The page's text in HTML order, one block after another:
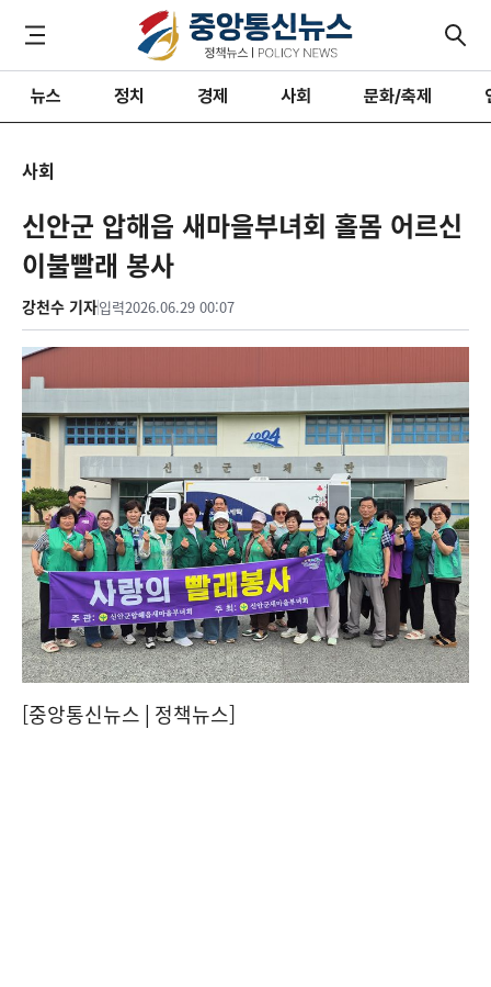
뉴스 정치 경제 사회 문화/축제
사회
신안군 압해읍 새마을부녀회 홀몸 어르신
이불빨래 봉사
강천수 기자입력2026.06.29 00:07
[중앙통신뉴스│정책뉴스]